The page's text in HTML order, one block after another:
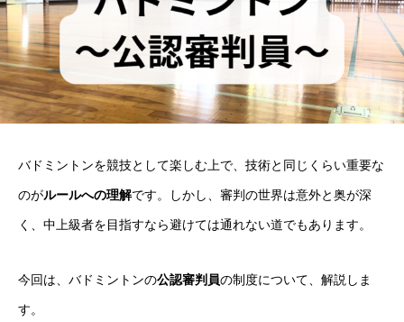
バドミントンを競技として楽しむ上で、技術と同じくらい重要な
のがルールへの理解です。しかし、審判の世界は意外と奥が深
く、中上級者を目指すなら避けては通れない道でもあります。
今回は、バドミントンの公認審判員の制度について、解説しま
す。